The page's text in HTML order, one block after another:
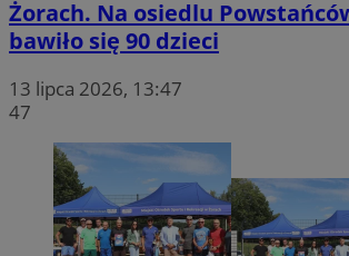
Żorach. Na osiedlu
bawiło się 90 dzieci
13 lipca 2026, 13:47
47